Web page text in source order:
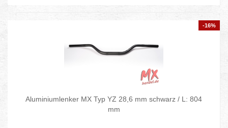
-16%
Aluminiumlenker MX Typ YZ 28,6 mm schwarz / L: 804
mm